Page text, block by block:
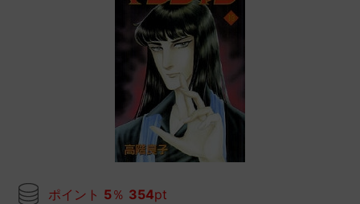
ポイント 5％ 354pt